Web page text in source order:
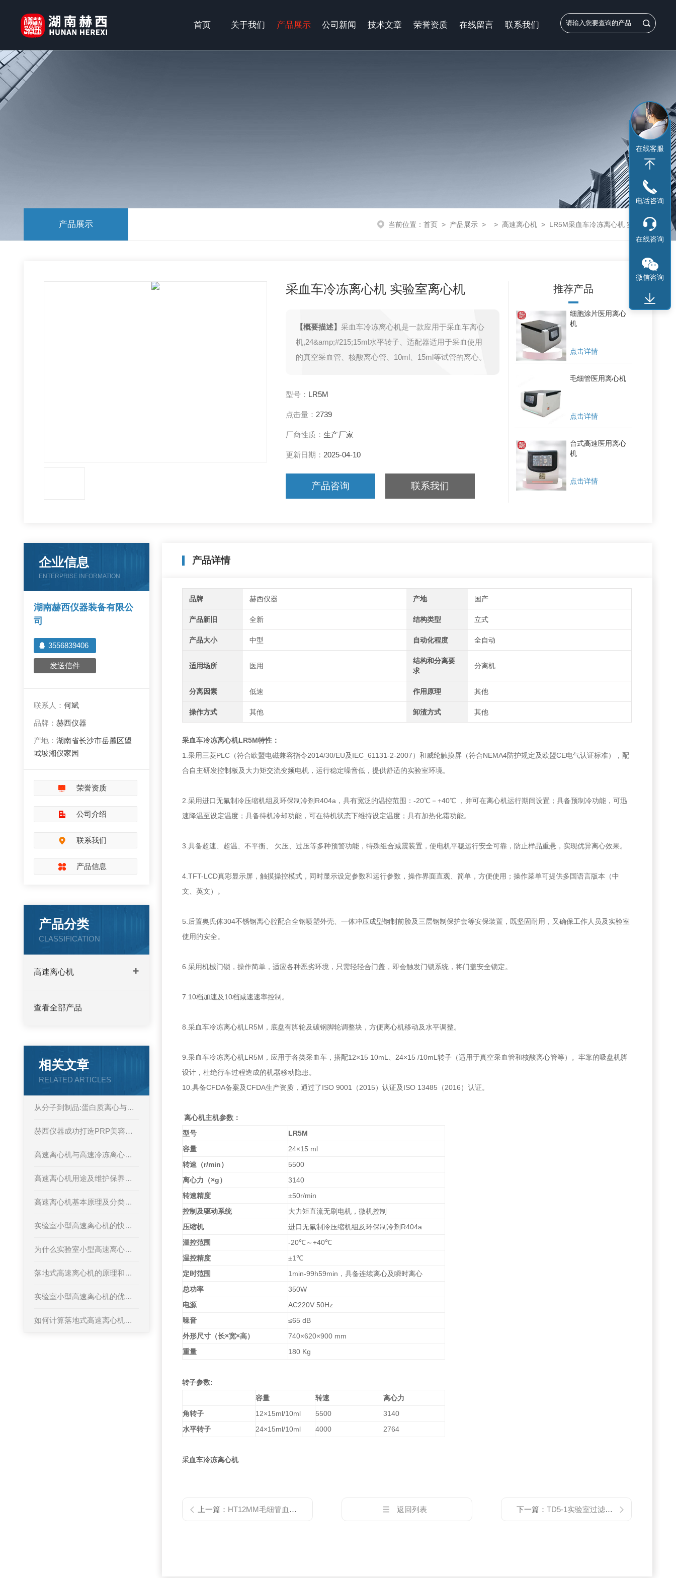
首页 关于我们 产品展示 公司新闻 技术文章 荣誉资质 在线留言 联系我们
产品展示 当前位置： 首页 > 产品展示 > > 高速离心机 > LR5M采血车冷冻离心机 实验室离心机
采血车冷冻离心机 实验室离心机
【概要描述】 采血车冷冻离心机是一款应用于采血车离心
机,24&amp;#215;15ml水平转子、适配器适用于采血使用
的真空采血管、核酸离心管、10ml、15ml等试管的离心。
型号： LR5M
点击量： 2739
厂商性质： 生产厂家
更新日期： 2025-04-10
产品咨询 联系我们
推荐产品
细胞涂片医用离心
机
点击详情
毛细管医用离心机
点击详情
台式高速医用离心
机
点击详情
产品详情
品牌 赫西仪器 产地 国产
产品新旧 全新 结构类型 立式
产品大小 中型 自动化程度 全自动
适用场所 医用
结构和分离要
求
分离机
分离因素 低速 作用原理 其他
操作方式 其他 卸渣方式 其他
采血车冷冻离心机LR5M特性：
1.采用三菱PLC（符合欧盟电磁兼容指令2014/30/EU及IEC_61131-2-2007）和威纶触摸屏（符合NEMA4防护规定及欧盟CE电气认证标准），配
合自主研发控制板及大力矩交流变频电机，运行稳定噪音低，提供舒适的实验室环境。
2.采用进口无氟制冷压缩机组及环保制冷剂R404a，具有宽泛的温控范围：-20℃－+40℃ ，并可在离心机运行期间设置；具备预制冷功能，可迅
速降温至设定温度；具备待机冷却功能，可在待机状态下维持设定温度；具有加热化霜功能。
3.具备超速、超温、不平衡、 欠压、过压等多种预警功能，特殊组合减震装置，使电机平稳运行安全可靠，防止样品重悬，实现优异离心效果。
4.TFT-LCD真彩显示屏，触摸操控模式，同时显示设定参数和运行参数，操作界面直观、简单，方便使用；操作菜单可提供多国语言版本（中
文、英文）。
5.后置奥氏体304不锈钢离心腔配合全钢喷塑外壳、一体冲压成型钢制前脸及三层钢制保护套等安保装置，既坚固耐用，又确保工作人员及实验室
使用的安全。
6.采用机械门锁，操作简单，适应各种恶劣环境，只需轻轻合门盖，即会触发门锁系统，将门盖安全锁定。
7.10档加速及10档减速速率控制。
8.采血车冷冻离心机LR5M，底盘有脚轮及碳钢脚轮调整块，方便离心机移动及水平调整。
9.采血车冷冻离心机LR5M，应用于各类采血车，搭配12×15 10mL、24×15 /10mL转子（适用于真空采血管和核酸离心管等）。牢靠的吸盘机脚
设计，杜绝行车过程造成的机器移动隐患。
10.具备CFDA备案及CFDA生产资质，通过了ISO 9001（2015）认证及ISO 13485（2016）认证。
离心机主机参数：
型号
LR5M
容量
24×15 ml
转速（r/min）
5500
离心力（×g）
3140
转速精度
±50r/min
控制及驱动系统
大力矩直流无刷电机，微机控制
压缩机
进口无氟制冷压缩机组及环保制冷剂R404a
温控范围
-20℃～+40℃
温控精度
±1℃
定时范围
1min-99h59min，具备连续离心及瞬时离心
总功率
350W
电源
AC220V 50Hz
噪音
≤65 dB
外形尺寸（长×宽×高）
740×620×900 mm
重量
180 Kg
转子参数:
容量
转速
离心力
角转子
12×15ml/10ml 5500
3140
水平转子
24×15ml/10ml 4000 2764
采血车冷冻离心机
上一篇： HT12MM毛细管血液离心机 实验室离心机 返回列表 下一篇：TD5-1实验室过滤离心机
企业信息
ENTERPRISE INFORMATION
湖南赫西仪器装备有限公
司
3556839406
发送信件
联系人：何斌
品牌：赫西仪器
产地：湖南省长沙市岳麓区望
城坡湘仪家园
荣誉资质
公司介绍
联系我们
产品信息
产品分类
CLASSIFICATION
高速离心机
查看全部产品
相关文章
RELATED ARTICLES
从分子到制品:蛋白质离心与真空浓缩技术原理及应用
赫西仪器成功打造PRP美容离心机
高速离心机与高速冷冻离心机的区别
高速离心机用途及维护保养操作规程
高速离心机基本原理及分类介绍
实验室小型高速离心机的快速升降速功能对样品的影响
为什么实验室小型高速离心机更适用微量管
落地式高速离心机的原理和应用领域介绍
实验室小型高速离心机的优势体现在哪里？
如何计算落地式高速离心机的离心力
在线客服
电话咨询
在线咨询
微信咨询